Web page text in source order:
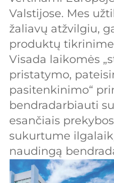
Valstijose. Mes
žaliavų atžvilgiu,
produktų
Visada laikomės
pristatymo,
pasitenkinimo“
bendradarbiauti
esančiais
sukurtume
naudingą